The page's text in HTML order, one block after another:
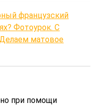
французский
Фотоурок. С
матовое
при помощи